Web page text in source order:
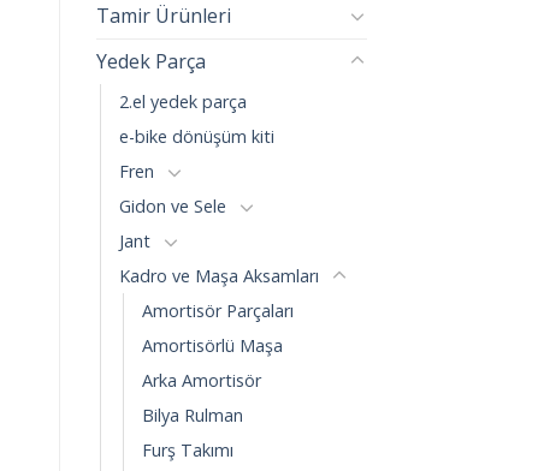
Tamir Ürünleri
Yedek Parça
2.el yedek parça
e-bike dönüşüm kiti
Fren
Gidon ve Sele
Jant
Kadro ve Maşa Aksamları
Amortisör Parçaları
Amortisörlü Maşa
Arka Amortisör
Bilya Rulman
Furş Takımı